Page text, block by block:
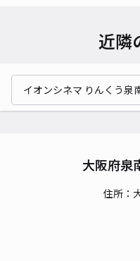
近隣
イオンシネマ りんくう泉
大阪府泉
住所：